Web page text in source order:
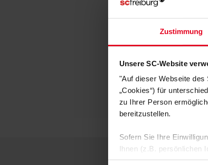
Zustimmung
Unsere SC-Website
"Auf dieser Webseite des
„Cookies“) für
zu Ihrer Person
bereitzustellen.
Sofern Sie Ihre
Ihnen (z.B. persönlichen
zulassen“-Button